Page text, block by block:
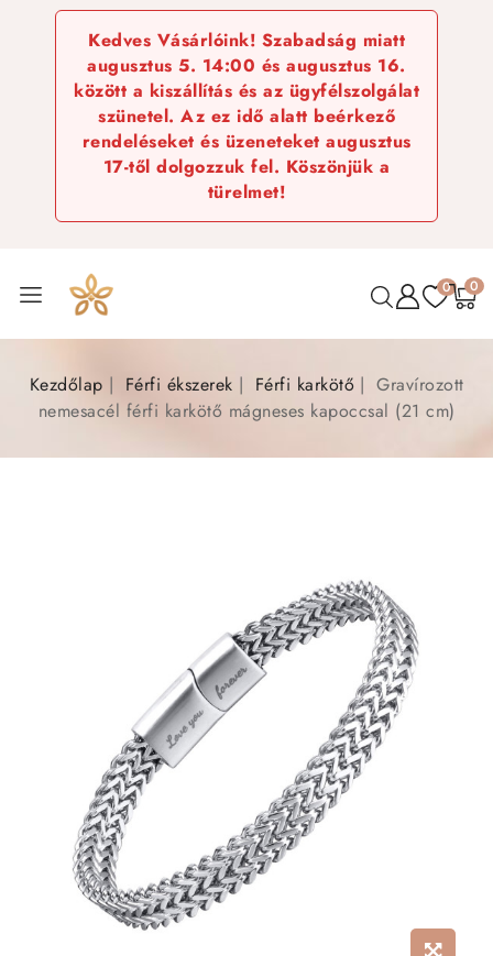
Kedves Vásárlóink! Szabadság miatt
augusztus 5. 14:00 és augusztus 16.
között a kiszállítás és az ügyfélszolgálat
szünetel. Az ez idő alatt beérkező
rendeléseket és üzeneteket augusztus
17-től dolgozzuk fel. Köszönjük a
türelmet!
0 0
Kezdőlap Férfi ékszerek Férfi karkötő
Gravírozott
nemesacél férfi karkötő mágneses kapoccsal (21 cm)